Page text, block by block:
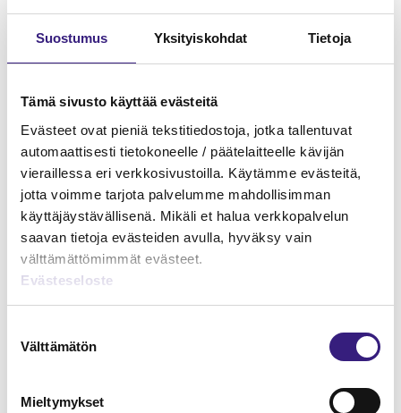
Suostumus Yksityiskohdat Tietoja
Tämä sivusto käyttää evästeitä
Evästeet ovat pieniä tekstitiedostoja, jotka tallentuvat
automaattisesti tietokoneelle / päätelaitteelle kävijän
vieraillessa eri verkkosivustoilla. Käytämme evästeitä,
jotta voimme tarjota palvelumme mahdollisimman
käyttäjäystävällisenä. Mikäli et halua verkkopalvelun
saavan tietoja evästeiden avulla, hyväksy vain
välttämättömimmät evästeet.
Evästeseloste
valinta
Välttämätön
Mieltymykset
Etätyön johtaminen